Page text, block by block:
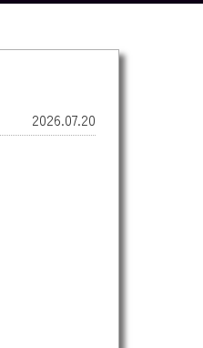
2026.07.20